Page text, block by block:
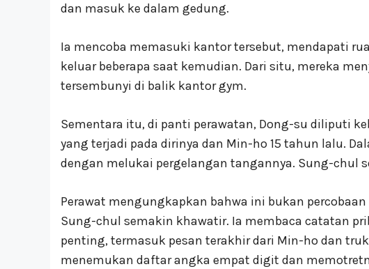
dan masuk ke dalam gedung.
Ia mencoba memasuki kantor tersebut, mendapati
keluar beberapa saat kemudian. Dari situ, mereka
tersembunyi di balik kantor gym.
Sementara itu, di panti perawatan, Dong-su diliputi
yang terjadi pada dirinya dan Min-ho 15 tahun lalu.
dengan melukai pergelangan tangannya. Sung-chul
Perawat mengungkapkan bahwa ini bukan
Sung-chul semakin khawatir. Ia membaca catatan
penting, termasuk pesan terakhir dari Min-ho dan
menemukan daftar angka empat digit dan